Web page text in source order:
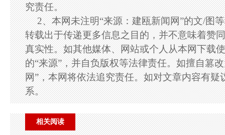
究责任。
2、本网未注明“来源：建瓯新闻网”的文/图
转载出于传递更多信息之目的，并不意味着赞
真实性。如其他媒体、网站或个人从本网下载
的“来源”，并自负版权等法律责任。如擅自篡
网”，本网将依法追究责任。如对文章内容有疑
系。
相关阅读